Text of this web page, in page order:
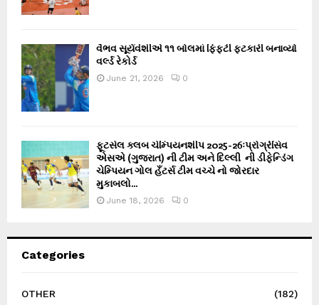
વૈભવ સૂર્યવંશીએ ૧૧ બોલમાં ફિફ્ટી ફટકારી બનાવ્યો
વર્લ્ડ રેકોર્ડ
June 21, 2026 0
ફૂટસેલ ક્લબ ચેમ્પિયનશીપ 2025-26ઃપ્રોગ્રેસિવ
એસએ (ગુજરાત) ની ટીમ અને દિલ્લી ની ડીફેન્ડિંગ
ચેમ્પિયન ગોલ હઁટર્સ ટીમ વચ્ચે નો જોરદાર
મુકાબલો...
June 18, 2026 0
Categories
OTHER
(182)